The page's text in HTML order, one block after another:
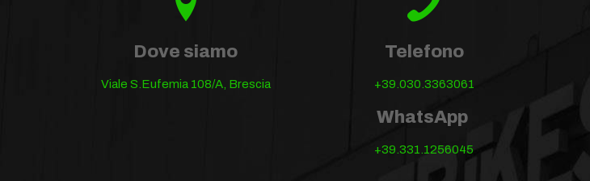
Dove siamo
Viale S.Eufemia 108/A, Brescia
Telefono
+39.030.3363061
WhatsApp
+39.331.1256045